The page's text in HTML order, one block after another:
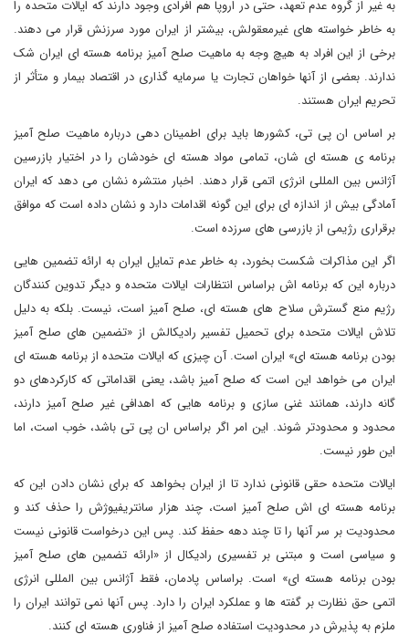
به غیر از گروه عدم تعهد، حتی در اروپا هم افرادی وجود دارند که ایالات متحده را
به خاطر خواسته های غیرمعقولش، بیشتر از ایران مورد سرزنش قرار می دهند.
برخی از این افراد به هیچ وجه به ماهیت صلح آمیز برنامه هسته ای ایران شک
ندارند. بعضی از آنها خواهان تجارت یا سرمایه گذاری در اقتصاد بیمار و متأثر از
تحریم ایران هستند.
بر اساس ان پی تی، کشورها باید برای اطمینان دهی درباره ماهیت صلح آمیز
برنامه ی هسته ای شان، تمامی مواد هسته ای خودشان را در اختیار بازرسین
آژانس بین المللی انرژی اتمی قرار دهند. اخبار منتشره نشان می دهد که ایران
آمادگی بیش از اندازه ای برای این گونه اقدامات دارد و نشان داده است که موافق
برقراری رژیمی از بازرسی های سرزده است.
اگر این مذاکرات شکست بخورد، به خاطر عدم تمایل ایران به ارائه تضمین هایی
درباره این که برنامه اش براساس انتظارات ایالات متحده و دیگر تدوین کنندگان
رژیم منع گسترش سلاح های هسته ای، صلح آمیز است، نیست. بلکه به دلیل
تلاش ایالات متحده برای تحمیل تفسیر رادیکالش از «تضمین های صلح آمیز
بودن برنامه هسته ای» ایران است. آن چیزی که ایالات متحده از برنامه هسته ای
ایران می خواهد این است که صلح آمیز باشد، یعنی اقداماتی که کارکردهای دو
گانه دارند، همانند غنی سازی و برنامه هایی که اهدافی غیر صلح آمیز دارند،
محدود و محدودتر شوند. این امر اگر براساس ان پی تی باشد، خوب است، اما
این طور نیست.
ایالات متحده حقی قانونی ندارد تا از ایران بخواهد که برای نشان دادن این که
برنامه هسته ای اش صلح آمیز است، چند هزار سانتریفیوژش را حذف کند و
محدودیت بر سر آنها را تا چند دهه حفظ کند. پس این درخواست قانونی نیست
و سیاسی است و مبتنی بر تفسیری رادیکال از «ارائه تضمین های صلح آمیز
بودن برنامه هسته ای» است. براساس پادمان، فقط آژانس بین المللی انرژی
اتمی حق نظارت بر گفته ها و عملکرد ایران را دارد. پس آنها نمی توانند ایران را
ملزم به پذیرش در محدودیت استفاده صلح آمیز از فناوری هسته ای کنند.